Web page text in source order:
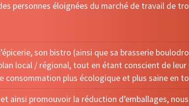
personnes éloignées du marché de travail de
son bistro (ainsi que sa brasserie
local / régional, tout en étant conscient de
consommation plus écologique et plus saine en
ainsi promouvoir la réduction d’emballages,